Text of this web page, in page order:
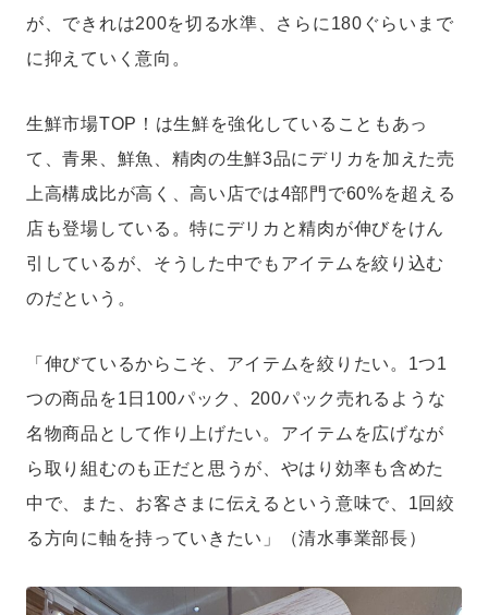
が、できれは200を切る水準、さらに180ぐらいまで
に抑えていく意向。
生鮮市場TOP！は生鮮を強化していることもあっ
て、青果、鮮魚、精肉の生鮮3品にデリカを加えた売
上高構成比が高く、高い店では4部門で60%を超える
店も登場している。特にデリカと精肉が伸びをけん
引しているが、そうした中でもアイテムを絞り込む
のだという。
「伸びているからこそ、アイテムを絞りたい。1つ1
つの商品を1日100パック、200パック売れるような
名物商品として作り上げたい。アイテムを広げなが
ら取り組むのも正だと思うが、やはり効率も含めた
中で、また、お客さまに伝えるという意味で、1回絞
る方向に軸を持っていきたい」（清水事業部長）